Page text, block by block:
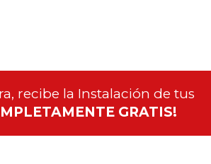
recibe la Instalación de tus
GRATIS!